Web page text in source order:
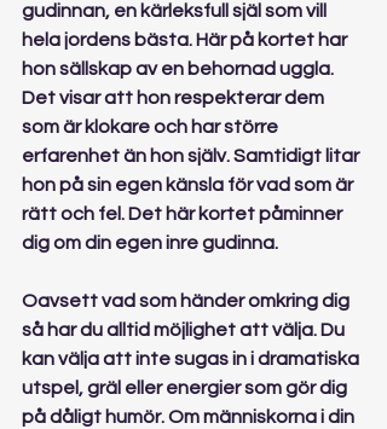
gudinnan, en kärleksfull själ som vill
hela jordens bästa. Här på kortet har
hon sällskap av en behornad uggla.
Det visar att hon respekterar dem
som är klokare och har större
erfarenhet än hon själv. Samtidigt litar
hon på sin egen känsla för vad som är
rätt och fel. Det här kortet påminner
dig om din egen inre gudinna.
Oavsett vad som händer omkring dig
så har du alltid möjlighet att välja. Du
kan välja att inte sugas in i dramatiska
utspel, gräl eller energier som gör dig
på dåligt humör. Om människorna i din